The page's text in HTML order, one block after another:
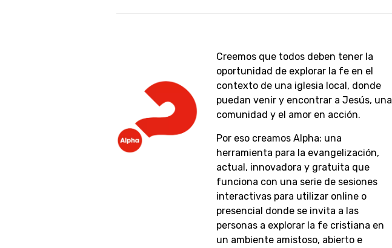
Creemos que todos deben tener la
oportunidad de explorar la fe en el
contexto de una iglesia local, donde
puedan venir y encontrar a Jesús, una
comunidad y el amor en acción.
Por eso creamos Alpha: una
herramienta para la evangelización,
actual, innovadora y gratuita que
funciona con una serie de sesiones
interactivas para utilizar online o
presencial donde se invita a las
personas a explorar la fe cristiana en
un ambiente amistoso, abierto e